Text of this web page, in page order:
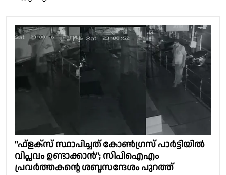
"ഫ്ളക്സ് സ്ഥാപിച്ചത് കോൺഗ്രസ് പാർട്ടിയിൽ
വിപ്ലവം ഉണ്ടാക്കാൻ"; സിപിഐഎം
പ്രവർത്തകൻ്റെ ശബ്ദസന്ദേശം പുറത്ത്